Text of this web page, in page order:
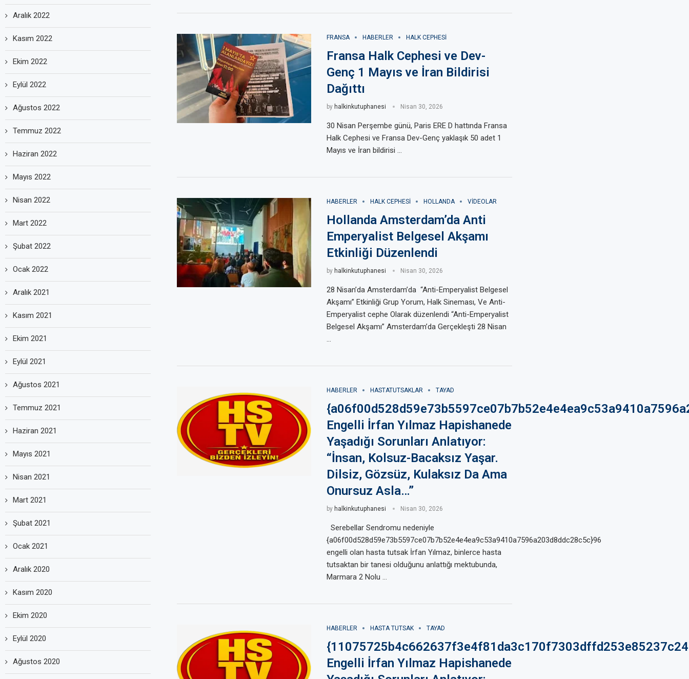
FRANSA HABERLER HALK CEPHESI
Fransa Halk Cephesi ve Dev-
Genç 1 Mayıs ve İran Bildirisi
Dağıttı
by halkinkutuphanesi Nisan 30, 2026
30 Nisan Perşembe günü, Paris ERE D hattında Fransa
Halk Cephesi ve Fransa Dev-Genç yaklaşık 50 adet 1
Mayıs ve İran bildirisi …
HABERLER HALK CEPHESI HOLLANDA VIDEOLAR
Hollanda Amsterdam’da Anti
Emperyalist Belgesel Akşamı
Etkinliği Düzenlendi
by halkinkutuphanesi Nisan 30, 2026
28 Nisan’da Amsterdam’da “Anti-Emperyalist Belgesel
Akşamı” Etkinliği Grup Yorum, Halk Sineması, Ve Anti-
Emperyalist cephe Olarak düzenlendi “Anti-Emperyalist
Belgesel Akşamı” Amsterdam’da Gerçekleşti 28 Nisan
HABERLER HASTATUTSAKLAR TAYAD
Engelli İrfan Yılmaz Hapishanede
Yaşadığı Sorunları Anlatıyor:
“İnsan, Kolsuz-Bacaksız Yaşar.
Dilsiz, Gözsüz, Kulaksız Da Ama
Onursuz Asla…”
by halkinkutuphanesi Nisan 30, 2026
Serebellar Sendromu nedeniyle
{a06f00d528d59e73b5597ce07b7b52e4e4ea9c53a9410a7596a203d8ddc28c5c}96
engelli olan hasta tutsak İrfan Yılmaz, binlerce hasta
tutsaktan bir tanesi olduğunu anlattığı mektubunda,
Marmara 2 Nolu …
HABERLER HASTA TUTSAK TAYAD
Engelli İrfan Yılmaz Hapishanede
Aralık 2022
Kasım 2022
Ekim 2022
Eylül 2022
Ağustos 2022
Temmuz 2022
Haziran 2022
Mayıs 2022
Nisan 2022
Mart 2022
Şubat 2022
Ocak 2022
Aralık 2021
Kasım 2021
Ekim 2021
Eylül 2021
Ağustos 2021
Temmuz 2021
Haziran 2021
Mayıs 2021
Nisan 2021
Mart 2021
Şubat 2021
Ocak 2021
Aralık 2020
Kasım 2020
Ekim 2020
Eylül 2020
Ağustos 2020